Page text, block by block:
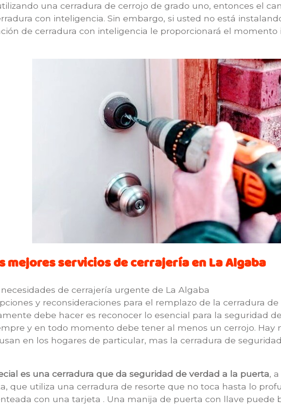
una cerradura de cerrojo de grado uno, entonces el
con inteligencia. Sin embargo, si usted no está
de cerradura con inteligencia le proporcionará el momento
mejores servicios de cerrajería en La Algaba
de cerrajería urgente de La Algaba
y reconsideraciones para el remplazo de la cerradura
debe hacer es reconocer lo esencial para la seguridad
y en todo momento debe tener al menos un cerrojo. Hay
en los hogares de particular, mas la cerradura de
es una cerradura que da seguridad de verdad a la puerta,
que utiliza una cerradura de resorte que no toca hasta lo
con una tarjeta . Una manija de puerta con llave puede